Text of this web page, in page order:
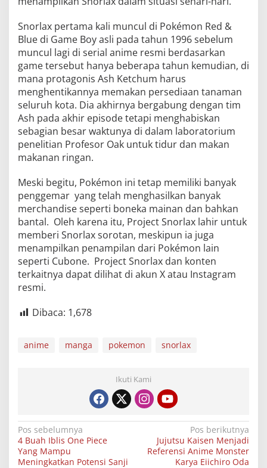
Snorlax pertama kali muncul di Pokémon Red &
Blue di Game Boy asli pada tahun 1996 sebelum
muncul lagi di serial anime resmi berdasarkan
game tersebut hanya beberapa tahun kemudian, di
mana protagonis Ash Ketchum harus
menghentikannya memakan persediaan tanaman
seluruh kota. Dia akhirnya bergabung dengan tim
Ash pada akhir episode tetapi menghabiskan
sebagian besar waktunya di dalam laboratorium
penelitian Profesor Oak untuk tidur dan makan
makanan ringan.
Meski begitu, Pokémon ini tetap memiliki banyak
penggemar yang telah menghasilkan banyak
merchandise seperti boneka mainan dan bahkan
bantal. Oleh karena itu, Project Snorlax lahir untuk
memberi Snorlax sorotan, meskipun ia juga
menampilkan penampilan dari Pokémon lain
seperti Cubone. Project Snorlax dan konten
terkaitnya dapat dilihat di akun X atau Instagram
resmi.
Dibaca: 1,678
anime manga pokemon snorlax
Ikuti Kami
Navigasi
pos
Pos sebelumnya
4 Buah Iblis One Piece
Yang Mampu
Meningkatkan Potensi Sanji
Pos berikutnya
Jujutsu Kaisen Menjadi
Referensi Anime Monster
Karya Eiichiro Oda